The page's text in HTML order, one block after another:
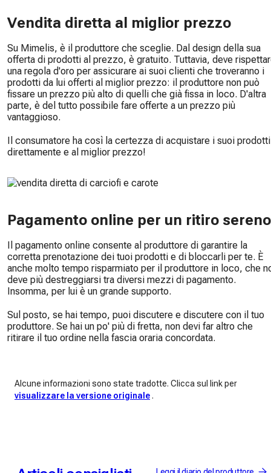
Vendita diretta al miglior prezzo
Su Mimelis, è il produttore che sceglie. Dal design della sua
offerta di prodotti al prezzo, è gratuito. Tuttavia, deve
una regola d'oro per assicurare ai suoi clienti che troveranno i
prodotti da lui offerti al miglior prezzo: il produttore non può
fissare un prezzo più alto di quelli che già fissa in loco. D'altra
parte, è del tutto possibile fare offerte a un prezzo più
vantaggioso.
Il consumatore ha così la certezza di acquistare i suoi prodotti
direttamente e al miglior prezzo!
Pagamento online per un ritiro sereno
Il pagamento online consente al produttore di garantire la
corretta prenotazione dei tuoi prodotti e di bloccarli per te. È
anche molto tempo risparmiato per il produttore in loco, che
deve più destreggiarsi tra diversi mezzi di pagamento.
Insomma, per lui è un grande supporto.
Sul posto, se hai tempo, puoi discutere e discutere con il tuo
produttore. Se hai un po' più di fretta, non devi far altro che
ritirare il tuo ordine nella fascia oraria concordata.
Alcune informazioni sono state tradotte. Clicca sul link per
visualizzare la versione originale.